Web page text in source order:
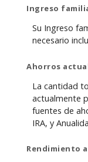
Ingreso
Su Ingreso
necesario
Ahorros
La cantidad
actualmente
fuentes de
IRA, y
Rendimiento